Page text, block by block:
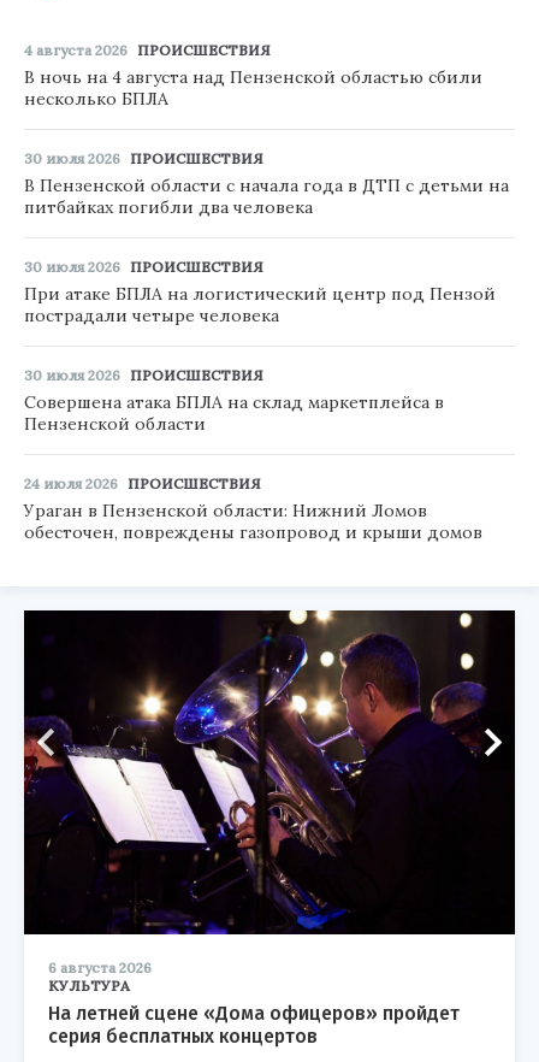
4 августа 2026 ПРОИСШЕСТВИЯ
В ночь на 4 августа над Пензенской областью сбили
несколько БПЛА
30 июля 2026 ПРОИСШЕСТВИЯ
В Пензенской области с начала года в ДТП с детьми на
питбайках погибли два человека
30 июля 2026 ПРОИСШЕСТВИЯ
При атаке БПЛА на логистический центр под Пензой
пострадали четыре человека
30 июля 2026 ПРОИСШЕСТВИЯ
Совершена атака БПЛА на склад маркетплейса в
Пензенской области
24 июля 2026 ПРОИСШЕСТВИЯ
Ураган в Пензенской области: Нижний Ломов
обесточен, повреждены газопровод и крыши домов
6 августа 2026
КУЛЬТУРА
На летней сцене «Дома офицеров» пройдет
серия бесплатных концертов